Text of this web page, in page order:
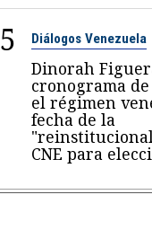
5 Diálogos Venezuela
Dinorah
cronograma
el régimen
fecha de la
CNE para